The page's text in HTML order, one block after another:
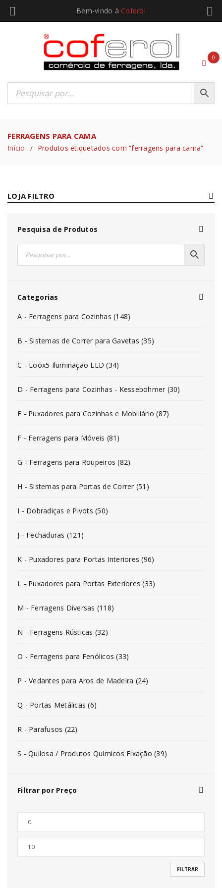
Bem-vindo à Coferol
0
FERRAGENS PARA CAMA
Início / Produtos etiquetados com “ferragens para cama”
LOJA FILTRO
Pesquisa de Produtos
Categorias
A - Ferragens para Cozinhas (148)
B - Sistemas de Correr para Gavetas (35)
C - Loox5 Iluminação LED (34)
D - Ferragens para Cozinhas - Kesseböhmer (30)
E - Puxadores para Cozinhas e Mobiliário (87)
F - Ferragens para Móveis (81)
G - Ferragens para Roupeiros (82)
H - Sistemas para Portas de Correr (51)
I - Dobradiças e Pivots (50)
J - Fechaduras (121)
K - Puxadores para Portas Interiores (96)
L - Puxadores para Portas Exteriores (33)
M - Ferragens Diversas (118)
N - Ferragens Rústicas (32)
O - Ferragens para Fenólicos (33)
P - Vedantes para Aros de Madeira (24)
Q - Portas Metálicas (6)
R - Parafusos (22)
S - Quilosa / Produtos Químicos Fixação (39)
Filtrar por Preço
FILTRAR